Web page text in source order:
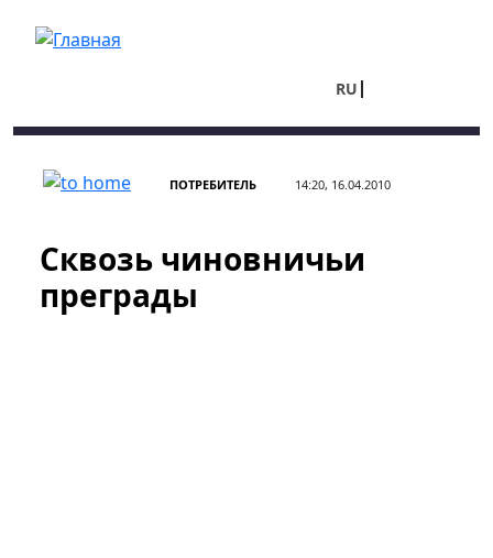
RU
ПОТРЕБИТЕЛЬ 14:20, 16.04.2010
Сквозь чиновничьи
преграды